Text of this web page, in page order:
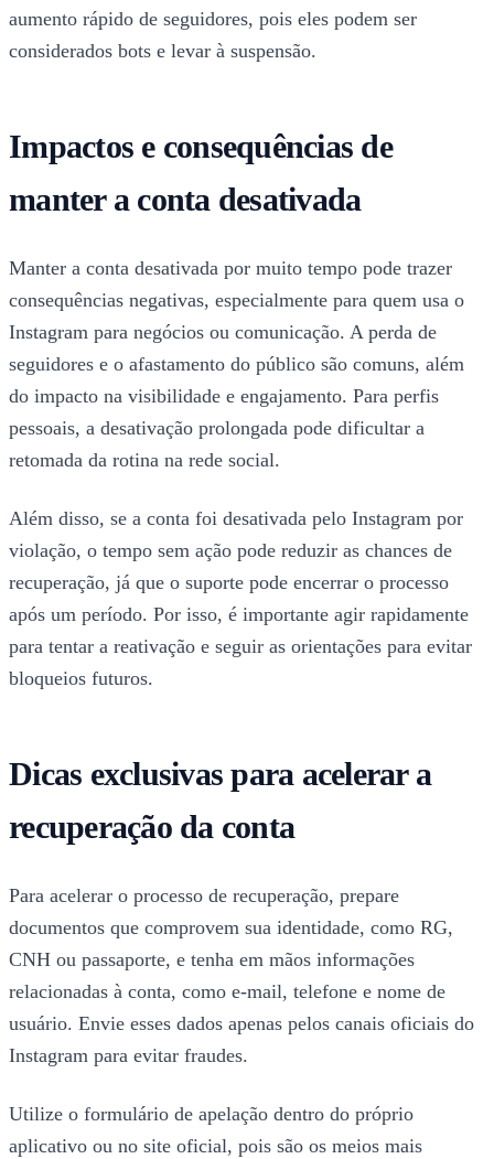
aumento rápido de seguidores, pois eles podem ser
considerados bots e levar à suspensão.
Impactos e consequências de
manter a conta desativada
Manter a conta desativada por muito tempo pode trazer
consequências negativas, especialmente para quem usa o
Instagram para negócios ou comunicação. A perda de
seguidores e o afastamento do público são comuns, além
do impacto na visibilidade e engajamento. Para perfis
pessoais, a desativação prolongada pode dificultar a
retomada da rotina na rede social.
Além disso, se a conta foi desativada pelo Instagram por
violação, o tempo sem ação pode reduzir as chances de
recuperação, já que o suporte pode encerrar o processo
após um período. Por isso, é importante agir rapidamente
para tentar a reativação e seguir as orientações para evitar
bloqueios futuros.
Dicas exclusivas para acelerar a
recuperação da conta
Para acelerar o processo de recuperação, prepare
documentos que comprovem sua identidade, como RG,
CNH ou passaporte, e tenha em mãos informações
relacionadas à conta, como e-mail, telefone e nome de
usuário. Envie esses dados apenas pelos canais oficiais do
Instagram para evitar fraudes.
Utilize o formulário de apelação dentro do próprio
aplicativo ou no site oficial, pois são os meios mais